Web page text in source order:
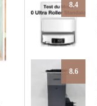
8.4
8.6